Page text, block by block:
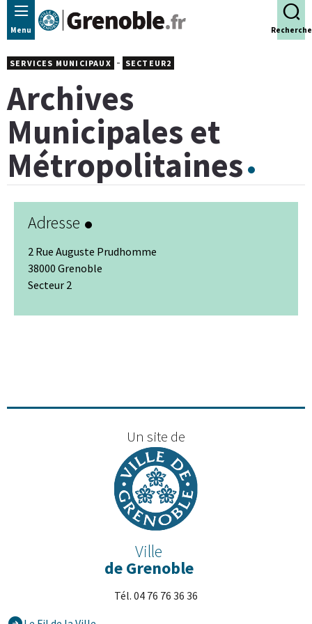
Panneau de gestion des cookies
Menu Recherche
Archives
Municipales et
Métropolitaines
SERVICES MUNICIPAUX - SECTEUR2
Adresse
2 Rue Auguste Prudhomme
38000 Grenoble
Secteur 2
Un site de
Ville
de Grenoble
Tél. 04 76 76 36 36